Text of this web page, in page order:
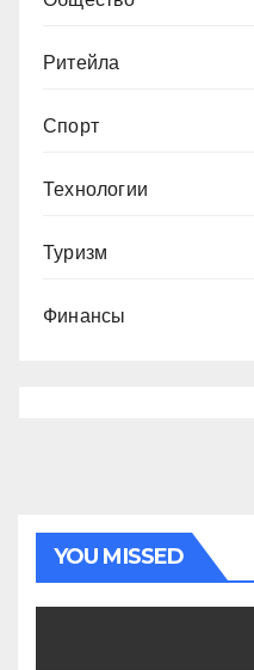
Ритейла
Спорт
Технологии
Туризм
Финансы
YOU MISSED